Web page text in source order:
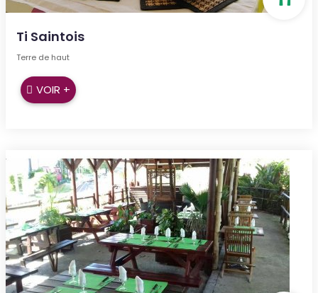
Ti Saintois
Terre de haut
VOIR +